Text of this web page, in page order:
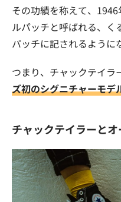
その功績を称えて、
ルパッチと呼ばれる、く
パッチに記されるように
つまり、チャックテイラ
ズ初のシグニチャーモデ
チャックテイラーと